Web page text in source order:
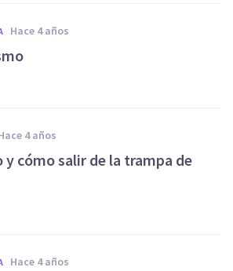
hace 4 años
hace 4 años
y cómo salir de la trampa de
hace 4 años